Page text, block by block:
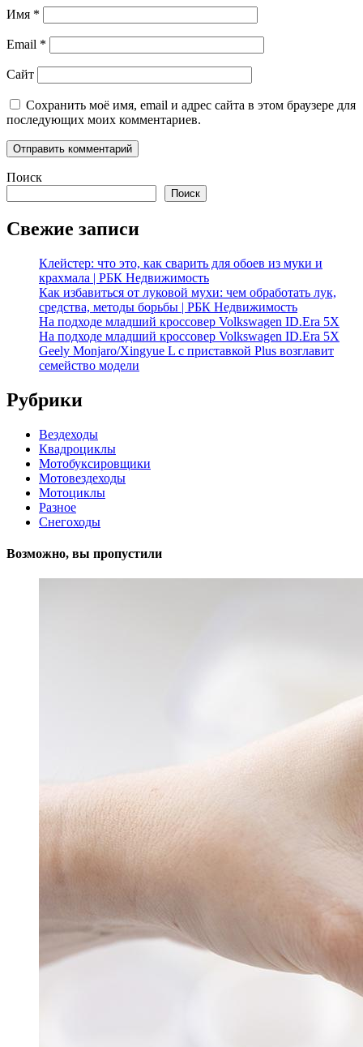
Имя *
Email *
Сайт
Сохранить моё имя, email и адрес сайта в этом браузере для
последующих моих комментариев.
Поиск
Поиск
Свежие записи
Клейстер: что это, как сварить для обоев из муки и
крахмала | РБК Недвижимость
Как избавиться от луковой мухи: чем обработать лук,
средства, методы борьбы | РБК Недвижимость
На подходе младший кроссовер Volkswagen ID.Era 5X
На подходе младший кроссовер Volkswagen ID.Era 5X
Geely Monjaro/Xingyue L с приставкой Plus возглавит
семейство модели
Рубрики
Вездеходы
Квадроциклы
Мотобуксировщики
Мотовездеходы
Мотоциклы
Разное
Снегоходы
Возможно, вы пропустили